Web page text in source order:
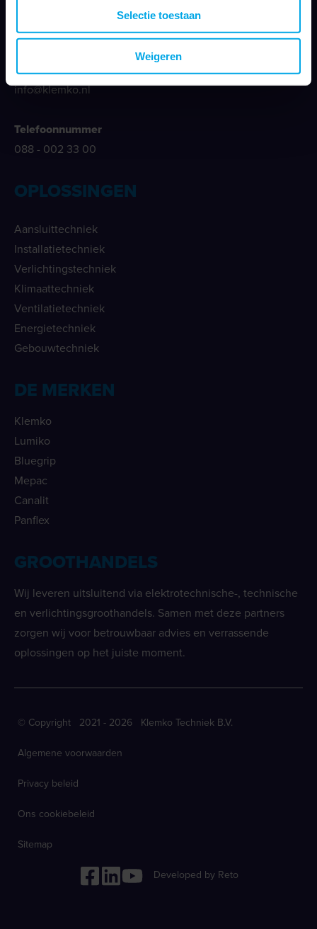
Selectie toestaan
Weigeren
3763 LB Soest
E-mailadres
info@klemko.nl
Telefoonnummer
088 - 002 33 00
OPLOSSINGEN
Aansluittechniek
Installatietechniek
Verlichtingstechniek
Klimaattechniek
Ventilatietechniek
Energietechniek
Gebouwtechniek
DE MERKEN
Klemko
Lumiko
Bluegrip
Mepac
Canalit
Panflex
GROOTHANDELS
Wij leveren uitsluitend via elektrotechnische-, technische
en verlichtingsgroothandels. Samen met deze partners
zorgen wij voor betrouwbaar advies en verrassende
oplossingen op het juiste moment.
© Copyright 2021 - 2026 Klemko Techniek B.V.
Algemene voorwaarden
Privacy beleid
Ons cookiebeleid
Sitemap
Developed by Reto